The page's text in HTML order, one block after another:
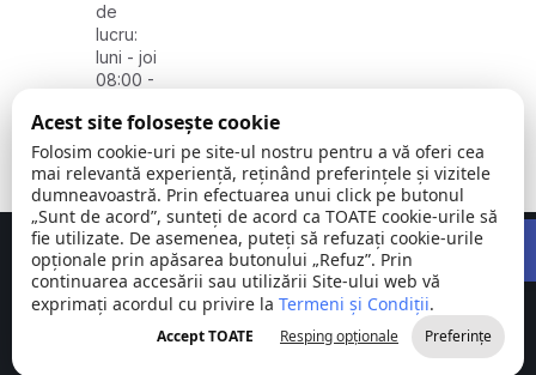
de
lucru:
luni - joi
08:00 -
vineri
08:00 -
14:00
Comuna
Stejaru |
județul Tulcea
©
2026
Toate
drepturile
rezervate
Concept realizat deBig Media Relații Publice SRL
Acest site folosește cookie
Folosim cookie-uri pe site-ul nostru pentru a vă oferi cea
mai relevantă experiență, reținând preferințele și vizitele
dumneavoastră. Prin efectuarea unui click pe butonul
„Sunt de acord”, sunteți de acord ca TOATE cookie-urile să
fie utilizate. De asemenea, puteți să refuzați cookie-urile
opționale prin apăsarea butonului „Refuz”. Prin
continuarea accesării sau utilizării Site-ului web vă
exprimați acordul cu privire la Termeni și Condiții.
Accept TOATE Resping opționale Preferințe